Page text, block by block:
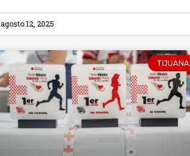
agosto 12, 2025
TIJUANA